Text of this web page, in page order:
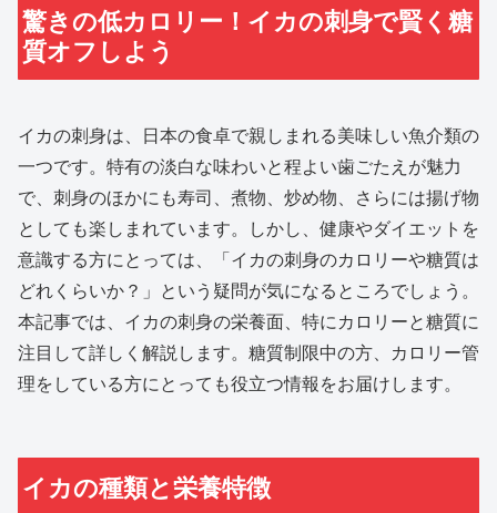
驚きの低カロリー！イカの刺身で賢く糖
質オフしよう
イカの刺身は、日本の食卓で親しまれる美味しい魚介類の
一つです。特有の淡白な味わいと程よい歯ごたえが魅力
で、刺身のほかにも寿司、煮物、炒め物、さらには揚げ物
としても楽しまれています。しかし、健康やダイエットを
意識する方にとっては、「イカの刺身のカロリーや糖質は
どれくらいか？」という疑問が気になるところでしょう。
本記事では、イカの刺身の栄養面、特にカロリーと糖質に
注目して詳しく解説します。糖質制限中の方、カロリー管
理をしている方にとっても役立つ情報をお届けします。
イカの種類と栄養特徴